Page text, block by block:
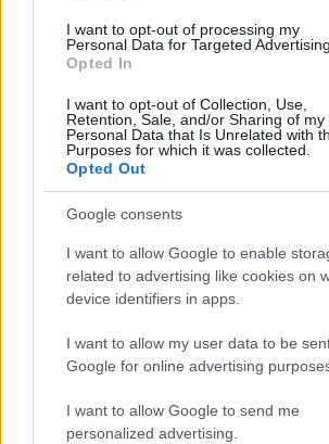
I want to opt-out of processing my
Personal Data for Targeted Advertising.
Opted In
I want to opt-out of Collection, Use,
Retention, Sale, and/or Sharing of my
Personal Data that Is Unrelated with
Purposes for which it was collected.
Opted Out
Google consents
I want to allow Google to enable
related to advertising like cookies on
device identifiers in apps.
I want to allow my user data to be
Google for online advertising
I want to allow Google to send me
personalized advertising.
HÍRADÓ #AGANCS #ORVVADÁSZ
BÍRSÁG #
Népszerű